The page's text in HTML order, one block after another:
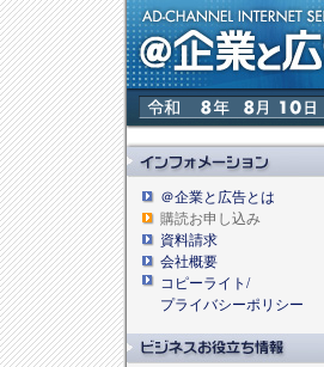
＠企業と広告とは
購読お申し込み
資料請求
会社概要
コピーライト/
プライバシーポリシー